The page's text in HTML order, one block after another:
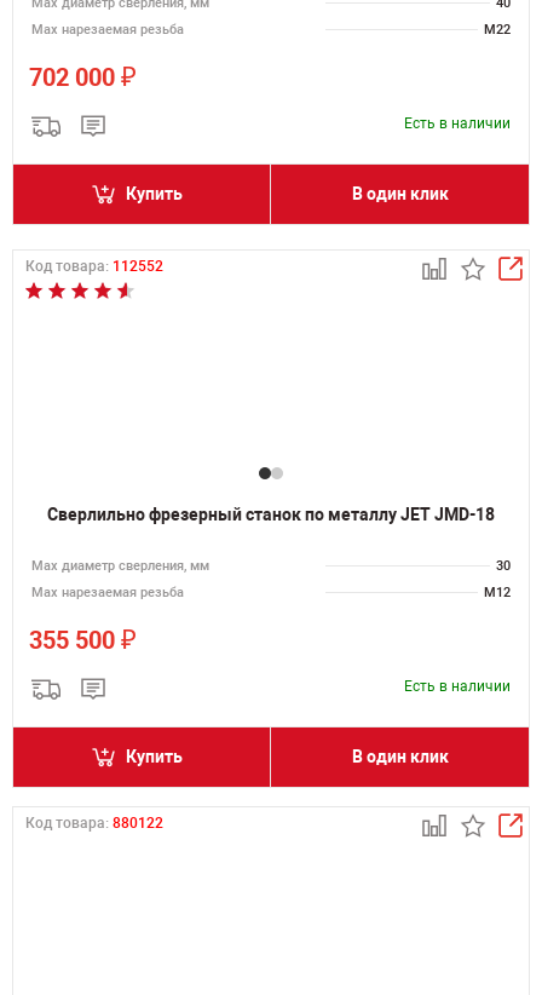
Мах нарезаемая резьба
M22
702 000 ₽
Есть в наличии
Купить В один клик
Код товара: 112552
Сверлильно фрезерный станок по металлу JET JMD-18
Мах диаметр сверления, мм
30
Мах нарезаемая резьба
M12
355 500 ₽
Есть в наличии
Купить В один клик
Код товара: 880122